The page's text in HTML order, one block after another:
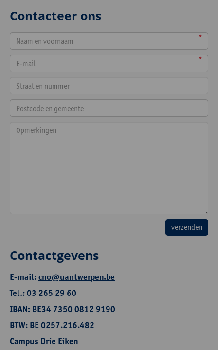
Contacteer ons
*
*
Contactgevens
E-mail:cno@uantwerpen.be
Tel.: 03 265 29 60
IBAN: BE34 7350 0812 9190
BTW: BE 0257.216.482
Campus Drie Eiken